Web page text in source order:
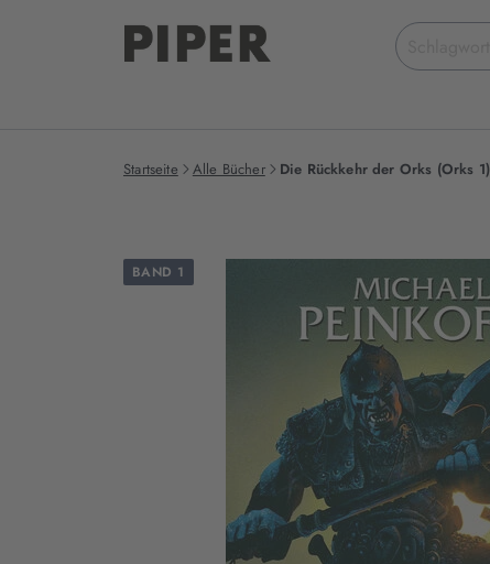
Suchbegriff
eingeben
Startseite Alle Bücher Die Rückkehr der Orks (Orks 1)
BAND 1